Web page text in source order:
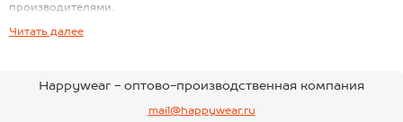
производителями.
Наши футболки для девочек —
для активных игр, спорта,
прогулок и детского сада;
Читать далее
Happywear - оптово-производственная компания
mail@happywear.ru